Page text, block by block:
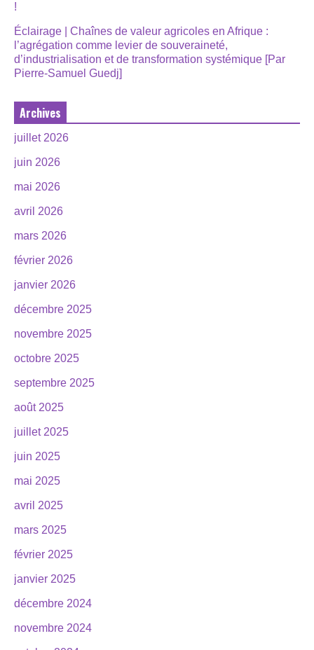
!
Éclairage | Chaînes de valeur agricoles en Afrique :
l’agrégation comme levier de souveraineté,
d’industrialisation et de transformation systémique [Par
Pierre-Samuel Guedj]
Archives
juillet 2026
juin 2026
mai 2026
avril 2026
mars 2026
février 2026
janvier 2026
décembre 2025
novembre 2025
octobre 2025
septembre 2025
août 2025
juillet 2025
juin 2025
mai 2025
avril 2025
mars 2025
février 2025
janvier 2025
décembre 2024
novembre 2024